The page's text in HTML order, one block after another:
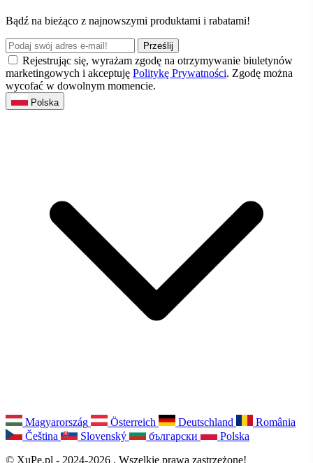
Bądź na bieżąco z najnowszymi produktami i rabatami!
Prześlij
Rejestrując się, wyrażam zgodę na otrzymywanie biuletynów
marketingowych i akceptuję Politykę Prywatności. Zgodę można
wycofać w dowolnym momencie.
Polska
Magyarország Österreich Deutschland
România
Čeština
Slovenský български
Polska
© XuPe.pl - 2024-2026 . Wszelkie prawa zastrzeżone!